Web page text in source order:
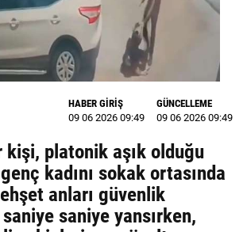
HABER GİRİŞ
09 06 2026 09:49
GÜNCELLEME
09 06 2026 09:49
kişi, platonik aşık olduğu
kadını sokak ortasında
anları güvenlik
saniye yansırken,